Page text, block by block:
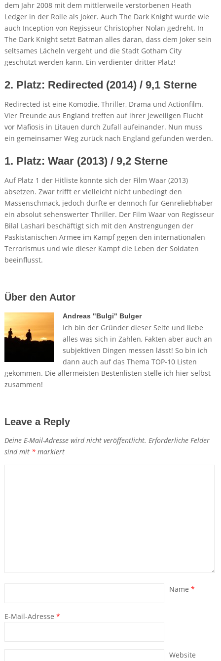
dem Jahr 2008 mit dem mittlerweile verstorbenen Heath
Ledger in der Rolle als Joker. Auch The Dark Knight wurde wie
auch Inception von Regisseur Christopher Nolan gedreht. In
The Dark Knight setzt Batman alles daran, dass dem Joker sein
seltsames Lächeln vergeht und die Stadt Gotham City
geschützt werden kann. Ein verdienter dritter Platz!
2. Platz: Redirected (2014) / 9,1 Sterne
Redirected ist eine Komödie, Thriller, Drama und Actionfilm.
Vier Freunde aus England treffen auf ihrer jeweiligen Flucht
vor Mafiosis in Litauen durch Zufall aufeinander. Nun muss
ein gemeinsamer Weg zurück nach England gefunden werden.
1. Platz: Waar (2013) / 9,2 Sterne
Auf Platz 1 der Hitliste konnte sich der Film Waar (2013)
absetzen. Zwar trifft er vielleicht nicht unbedingt den
Massenschmack, jedoch dürfte er dennoch für Genreliebhaber
ein absolut sehenswerter Thriller. Der Film Waar von Regisseur
Bilal Lashari beschäftigt sich mit den Anstrengungen der
Paskistanischen Armee im Kampf gegen den internationalen
Terrorismus und wie dieser Kampf die Leben der Soldaten
beeinflusst.
Über den Autor
Andreas "Bulgi" Bulger
Ich bin der Gründer dieser Seite und liebe
alles was sich in Zahlen, Fakten aber auch an
subjektiven Dingen messen lässt! So bin ich
dann auch auf das Thema TOP-10 Listen
gekommen. Die allermeisten Bestenlisten stelle ich hier selbst
zusammen!
Leave a Reply
Deine E-Mail-Adresse wird nicht veröffentlicht. Erforderliche Felder
sind mit *markiert
Name *
E-Mail-Adresse *
Website